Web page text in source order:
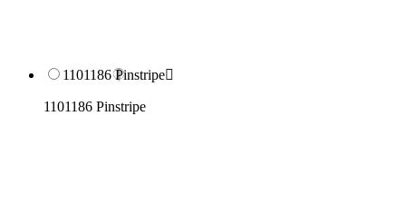
1101186 Pinstripe
1101186 Pinstripe